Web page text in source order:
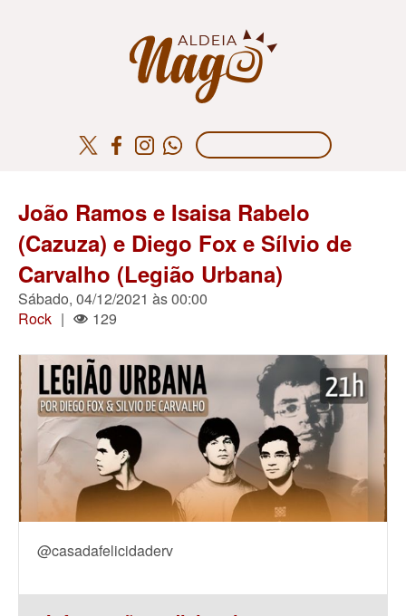
João Ramos e Isaisa Rabelo
(Cazuza) e Diego Fox e Sílvio de
Carvalho (Legião Urbana)
Sábado, 04/12/2021 às 00:00
Rock | 129
@casadafelicidaderv